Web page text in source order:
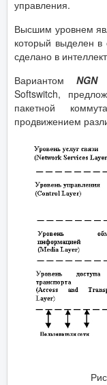
управления.
Высшим уровнем
который выделен в
сделано в
Вариантом NGN
Softswitch,
пакетной
продвижением